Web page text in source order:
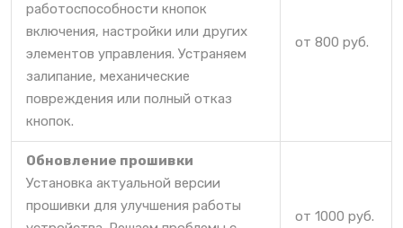
работоспособности кнопок
включения, настройки или других
элементов управления. Устраняем
залипание, механические
повреждения или полный отказ
кнопок.
от 800 руб.
Обновление прошивки
Установка актуальной версии
прошивки для улучшения работы
от 1000 руб.